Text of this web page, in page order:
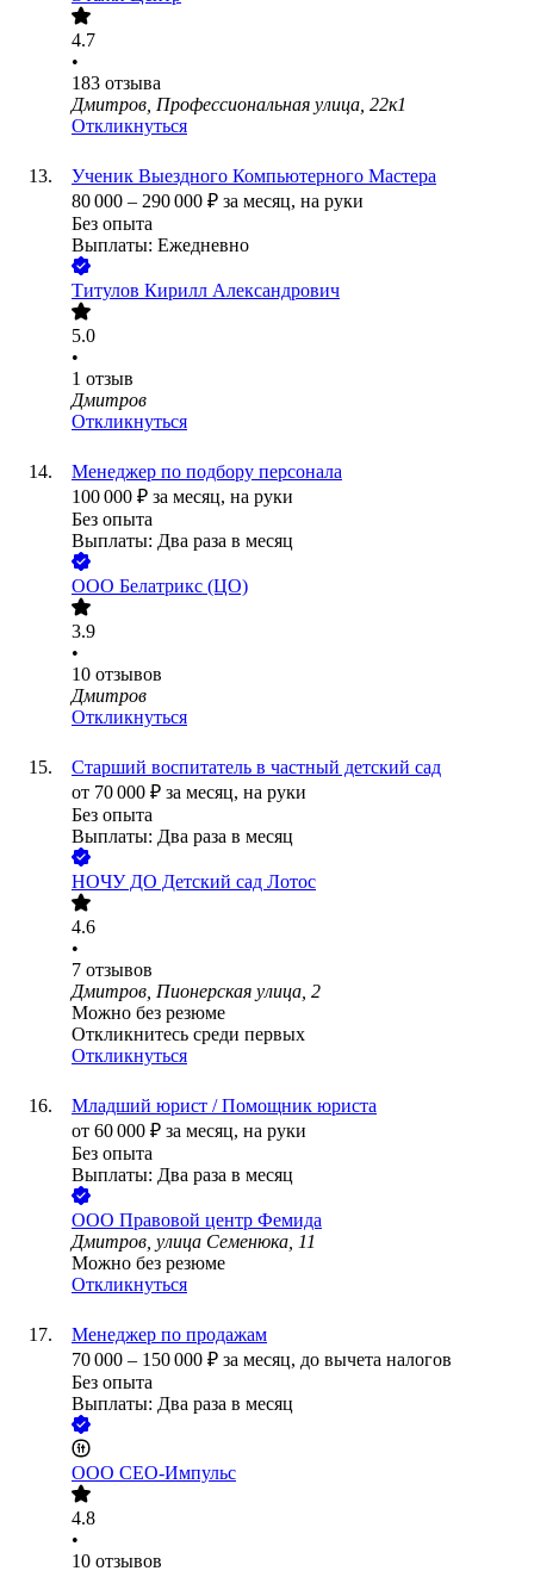
4.7
•
183 отзыва
Дмитров, Профессиональная улица, 22к1
Откликнуться
Ученик Выездного Компьютерного Мастера
80 000 – 290 000 ₽ за месяц, на руки
Без опыта
Выплаты: Ежедневно
Tитулов Кирилл Александрович
5.0
•
1 отзыв
Дмитров
Откликнуться
Менеджер по подбору персонала
100 000 ₽ за месяц, на руки
Без опыта
Выплаты: Два раза в месяц
ООО Белатрикс (ЦО)
3.9
•
10 отзывов
Дмитров
Откликнуться
Старший воспитатель в частный детский сад
от 70 000 ₽ за месяц, на руки
Без опыта
Выплаты: Два раза в месяц
НОЧУ ДО Детский сад Лотос
4.6
•
7 отзывов
Дмитров, Пионерская улица, 2
Можно без резюме
Откликнитесь среди первых
Откликнуться
Младший юрист / Помощник юриста
от 60 000 ₽ за месяц, на руки
Без опыта
Выплаты: Два раза в месяц
ООО Правовой центр Фемида
Дмитров, улица Семенюка, 11
Можно без резюме
Откликнуться
Менеджер по продажам
70 000 – 150 000 ₽ за месяц, до вычета налогов
Без опыта
Выплаты: Два раза в месяц
ООО СЕО-Импульс
4.8
•
10 отзывов